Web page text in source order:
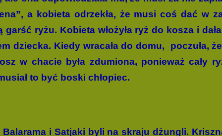
a kobieta odrzekła, że musi coś dać w
garść ryżu. Kobieta włożyła ryż do kosza i
dziecka. Kiedy wracała do domu,
poczuła,
w chacie była zdumiona, ponieważ cały
to być boski chłopiec.
i Satjaki byli na skraju dżungli.